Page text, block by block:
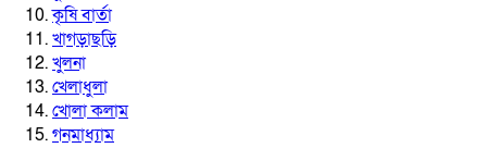
কৃষি বার্তা
খাগড়াছড়ি
খুলনা
খেলাধুলা
খোলা কলাম
গনমাধ্যাম